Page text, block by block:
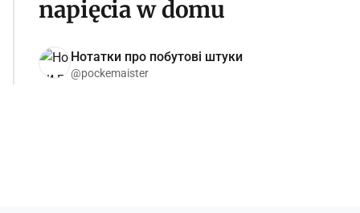
napięcia w domu
Нотатки про побутові штуки
@pockemaister